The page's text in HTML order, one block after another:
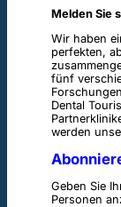
Melden Sie
Wir haben
perfekten,
fünf
Dental
werden
Geben Sie
Personen